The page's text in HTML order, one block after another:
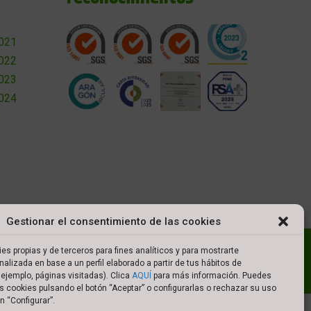
Gestionar el consentimiento de las cookies
propias y de terceros para fines analíticos y para mostrarte
en base a un perfil elaborado a partir de tus hábitos de
páginas visitadas). Clica AQUÍ para más información. Puedes
cookies pulsando el botón “Aceptar” o configurarlas o rechazar su uso
“Configurar”.
Política de cookies
Política de privacidad
de compra